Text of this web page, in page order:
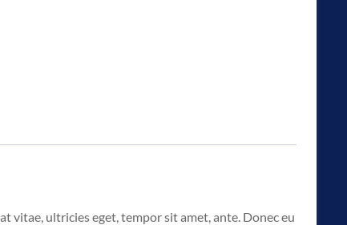
vitae, ultricies eget, tempor sit amet, ante. Donec eu